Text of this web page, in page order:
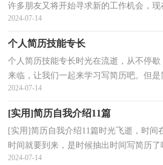
许多朋友又将开始寻求新的工作机会，
就十分有必要了！简历怎么写才不会千篇
2024-07-14
个人简历技能专长
个人简历技能专长时光在流逝，从不停
来临，让我们一起来学习写简历吧。但
的呢？以下是小编为大家整理的个人简历
2024-07-14
[实用]简历自我介绍11篇
[实用]简历自我介绍11篇时光飞逝，时间
时间就要到来，是时候抽出时间写简历
以下是小编收集整理的简历自我介绍，供
2024-07-14